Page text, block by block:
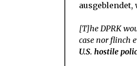
ausgeblendet,
[T]he DPRK
case nor flinch
U.S. hostile